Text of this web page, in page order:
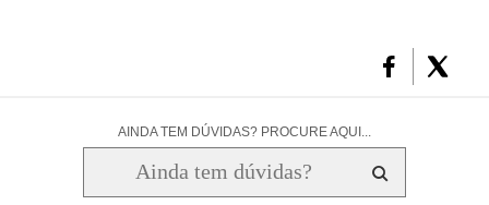
AINDA TEM DÚVIDAS? PROCURE AQUI...